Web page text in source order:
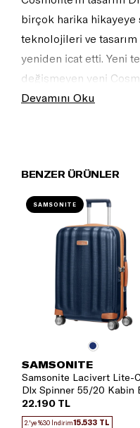
birçok harika hikayeye
teknolojileri ve
yeniden icat etti. Yeni
değişmeyen yeni
şimdi daha zarif üstelik
src="//
in-eu.jpg" alt="Made
Devamını Oku
BENZER ÜRÜNLER
SAMSONITE
Samsonite Lacivert Lite-
Dlx Spinner 55/20 Kabin
Valiz
22.190 TL
2.'ye %30 İndirim15.533 TL
SAMSONITE